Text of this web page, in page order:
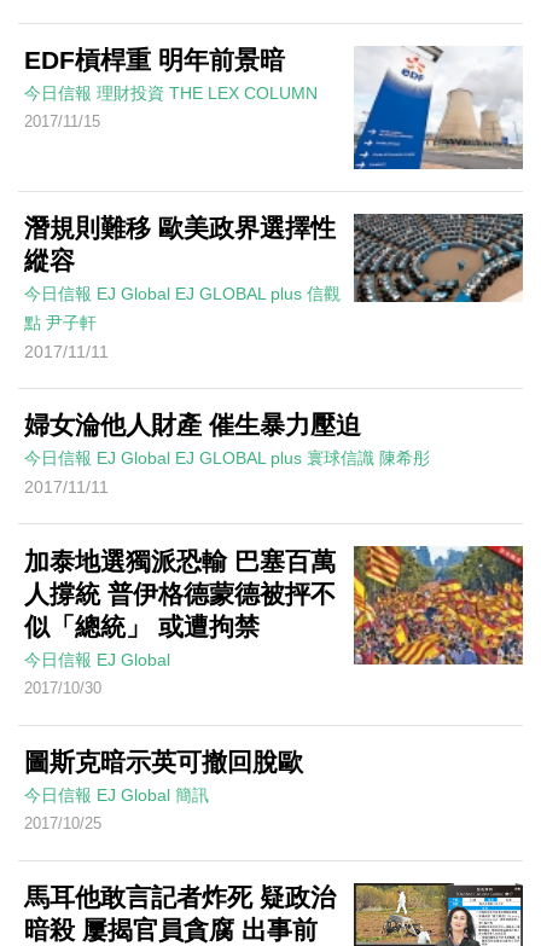
EDF槓桿重 明年前景暗
今日信報 理財投資 THE LEX COLUMN
2017/11/15
潛規則難移 歐美政界選擇性
縱容
今日信報 EJ Global EJ GLOBAL plus 信觀
點 尹子軒
2017/11/11
婦女淪他人財產 催生暴力壓迫
今日信報 EJ Global EJ GLOBAL plus 寰球信識 陳希彤
2017/11/11
加泰地選獨派恐輸 巴塞百萬
人撐統 普伊格德蒙德被抨不
似「總統」 或遭拘禁
今日信報 EJ Global
2017/10/30
圖斯克暗示英可撤回脫歐
今日信報 EJ Global 簡訊
2017/10/25
馬耳他敢言記者炸死 疑政治
暗殺 屢揭官員貪腐 出事前